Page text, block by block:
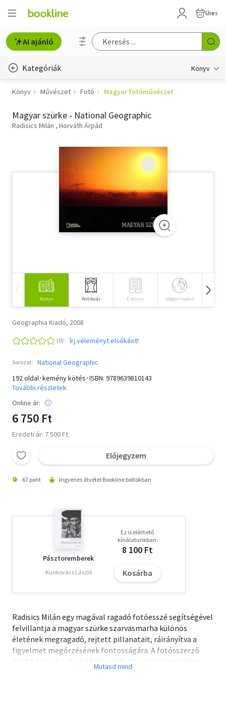
Üres
AI ajánló
Kategóriák Könyv
Életmód, egészség
Erotika
Társadalomtudomány
Természettudomány
Könyv Művészet Fotó Magyar fotóművészet
Magyar szürke - National Geographic
Radisics Milán Horváth Árpád
Könyv Antikvár E-könyv Idegen nyelvű
Geographia Kiadó, 2008
Írj véleményt elsőként!
Sorozat: National Geographic
192 oldal･kemény kötés･ISBN: 9789639810143
További részletek
Online ár:
6 750 Ft
Eredeti ár: 7 500 Ft
Előjegyzem
67 pont Ingyenes átvétel Bookline boltokban
Pásztoremberek
Kunkovács László
Ez is elérhető
kínálatunkban:
8 100 Ft
Kosárba
Radisics Milán egy magával ragadó fotóesszé segítségével
felvillantja a magyar szürke szarvasmarha különös
életének megragadó, rejtett pillanatait, ráirányítva a
figyelmet megőrzésének fontosságára. A fotósszerző
által három évvel ezelőtt elindított projekt keretében
kamerával követi a magyar szürke mindennapjait; 2007-